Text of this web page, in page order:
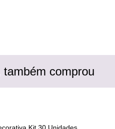
comprou